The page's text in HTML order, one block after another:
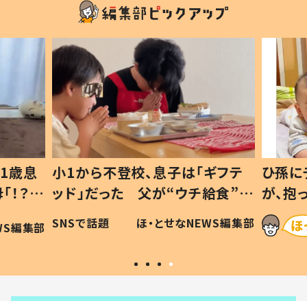
歳息
？」
編集部
小1から不登校、息子は「ギフテ
ッド」だった 父が“ウチ給食”を
作り続ける理由とは #令和の親
#令和の子
SNSで話題 ほ・とせなNEWS編集部
ひ孫
が、
「涙が
い」